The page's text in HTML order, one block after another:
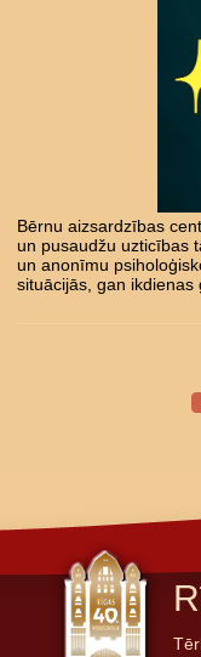
Bērnu aizsardzības
un pusaudžu uzticības
un anonīmu
situācijās, gan ikdienas